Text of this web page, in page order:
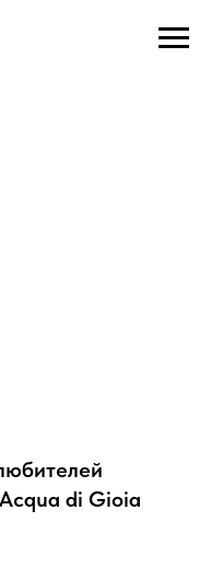
di Gioia